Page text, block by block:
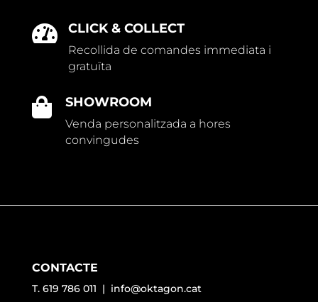
 CLICK & COLLECT
Recollida de comandes immediata i
gratuïta
 SHOWROOM
Venda personalitzada a hores
convingudes
CONTACTE
T. 619 786 011 | info@oktagon.cat